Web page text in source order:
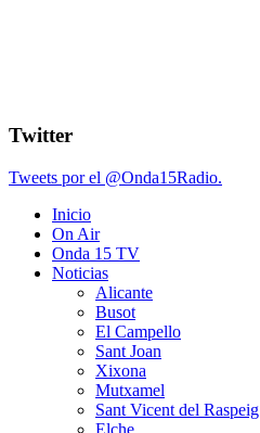
Twitter
Tweets por el @Onda15Radio.
Inicio
On Air
Onda 15 TV
Noticias
Alicante
Busot
El Campello
Sant Joan
Xixona
Mutxamel
Sant Vicent del Raspeig
Elche